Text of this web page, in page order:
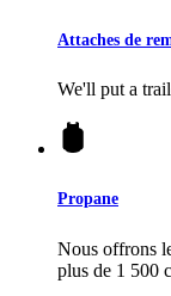
Attaches de
We'll put a
Propane
Nous offrons
plus de 1 500